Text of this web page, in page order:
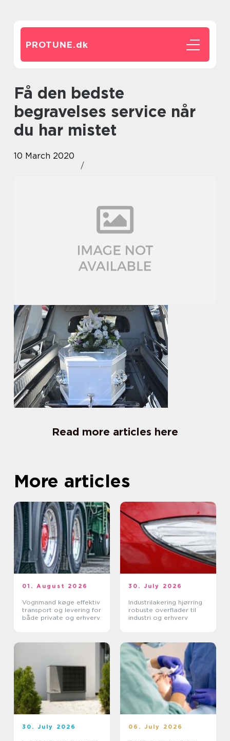
PROTUNE.dk
Få den bedste
begravelses service når
du har mistet
10 March 2020
Read more articles here
More articles
01. August 2026
Vognmand køge effektiv
transport og levering for
både private og erhverv
30. July 2026
Industrilakering hjørring
robuste overflader til
industri og erhverv
30. July 2026 06. July 2026